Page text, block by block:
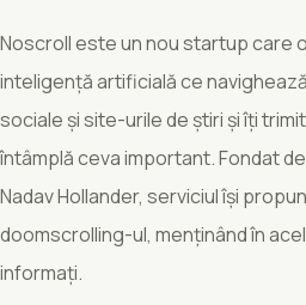
Noscroll este un nou startup care
inteligență artificială ce
sociale și site-urile de știri și îți
întâmplă ceva important. Fondat
Nadav Hollander, serviciul își
doomscrolling-ul, menținând în
informați.